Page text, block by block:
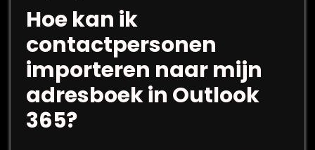
Hoe kan ik
contactpersonen
importeren naar mijn
adresboek in Outlook
365?